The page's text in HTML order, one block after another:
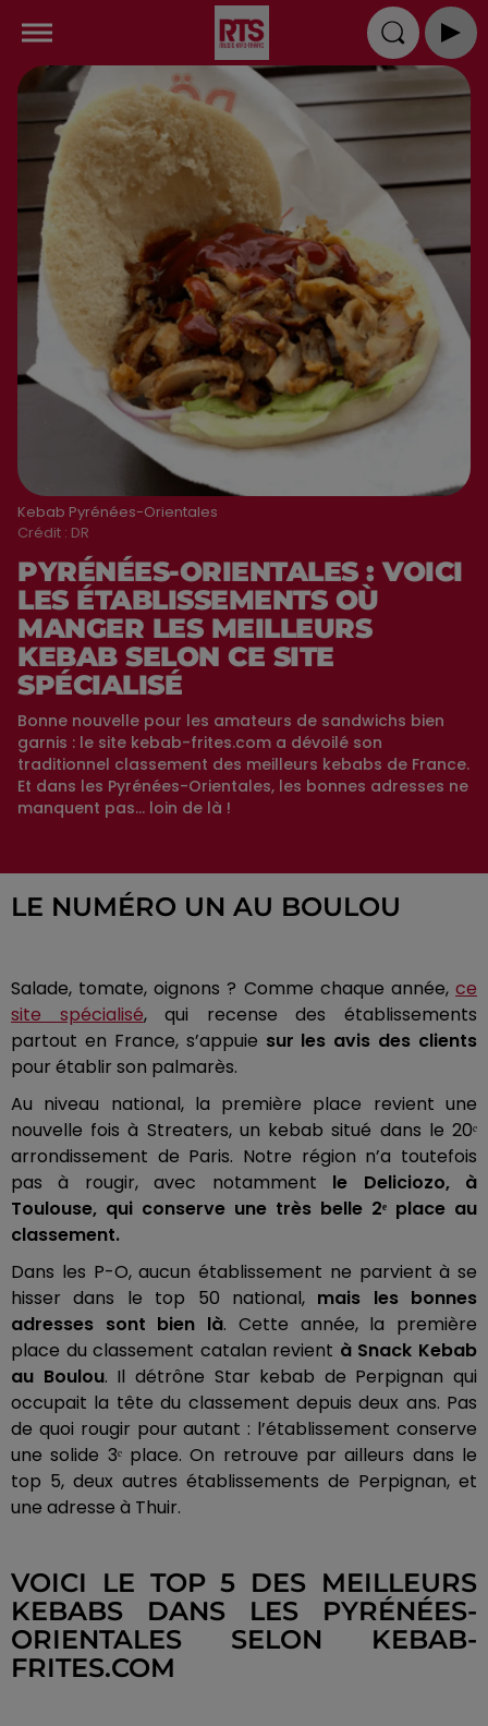
Kebab Pyrénées-Orientales
Crédit : DR
PYRÉNÉES-ORIENTALES : VOICI
LES ÉTABLISSEMENTS OÙ
MANGER LES MEILLEURS
KEBAB SELON CE SITE
SPÉCIALISÉ
Bonne nouvelle pour les amateurs de sandwichs bien
garnis : le site kebab-frites.com a dévoilé son
traditionnel classement des meilleurs kebabs de France.
Et dans les Pyrénées-Orientales, les bonnes adresses ne
manquent pas… loin de là !
LE NUMÉRO UN AU BOULOU
Salade, tomate, oignons ? Comme chaque année, ce
site spécialisé, qui recense des établissements
partout en France, s’appuie sur les avis des clients
pour établir son palmarès.
Au niveau national, la première place revient une
nouvelle fois à Streaters, un kebab situé dans le 20ᵉ
arrondissement de Paris. Notre région n’a toutefois
pas à rougir, avec notamment le Deliciozo, à
Toulouse, qui conserve une très belle 2ᵉ place au
classement.
Dans les P-O, aucun établissement ne parvient à se
hisser dans le top 50 national, mais les bonnes
adresses sont bien là. Cette année, la première
place du classement catalan revient à Snack Kebab
au Boulou. Il détrône Star kebab de Perpignan qui
occupait la tête du classement depuis deux ans. Pas
de quoi rougir pour autant : l’établissement conserve
une solide 3ᵉ place. On retrouve par ailleurs dans le
top 5, deux autres établissements de Perpignan, et
une adresse à Thuir.
VOICI LE TOP 5 DES MEILLEURS
KEBABS DANS LES PYRÉNÉES-
ORIENTALES SELON KEBAB-
FRITES.COM